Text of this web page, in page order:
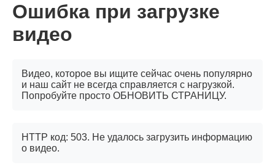
Ошибка при загрузке
видео
Видео, которое вы ищите сейчас очень популярно
и наш сайт не всегда справляется с нагрузкой.
Попробуйте просто ОБНОВИТЬ СТРАНИЦУ.
HTTP код: 503. Не удалось загрузить информацию
о видео.